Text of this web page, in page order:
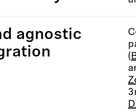
agnostic
(